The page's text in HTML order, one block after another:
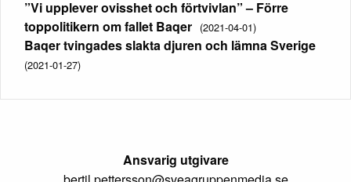
”Vi upplever ovisshet och förtvivlan” – Förre
toppolitikern om fallet Baqer (2021-04-01)
Baqer tvingades slakta djuren och lämna Sverige
(2021-01-27)
Ansvarig utgivare